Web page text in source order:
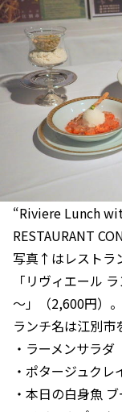
“Riviere Lunch
RESTAURANT
写真↑はレストラ
「リヴィエール
～」（2,600円）。
ランチ名は江別市
・ラーメンサラダ
・ポタージュクレ
・本日の白身魚